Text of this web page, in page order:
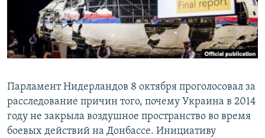
ПОБЕДИТЕЛЕЙ НЕ СУДЯТ?
КРЫМ.НЕПОКОРЕННЫЙ
ELIFBE
ПРИСОЕДИНЯЙТЕСЬ!
Все сайты RFE/RL
Парламент Нидерландов 8 октября проголосовал за
расследование причин того, почему Украина в 2014
году не закрыла воздушное пространство во время
боевых действий на Донбассе. Инициативу